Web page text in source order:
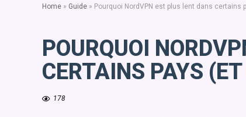
Home » Guide » Pourquoi NordVPN est plus lent dans certains
POURQUOI
CERTAINS PAYS
178